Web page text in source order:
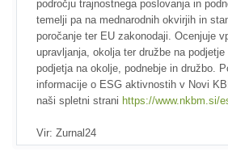
področju trajnostnega poslovanja in
temelji pa na mednarodnih okvirjih in
poročanje ter EU zakonodaji. Ocenjuje
upravljanja, okolja ter družbe na
podjetja na okolje, podnebje in družbo.
informacije o ESG aktivnostih v Novi
naši spletni strani https://www.nkbm.si/
Vir: Zurnal24